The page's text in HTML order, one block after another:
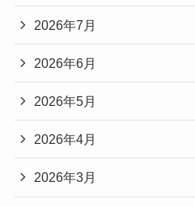
2026年7月
2026年6月
2026年5月
2026年4月
2026年3月